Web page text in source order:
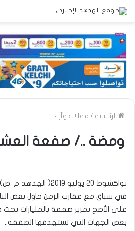
الرئيسية / مقالات وآراء
ومضة ../ صفعة
نواكشوط 20 يوليو 2019( الهدهد م .ص)!
في سباق مع عقارب الزمن حاول بعض
على الأصح تمرير صفقة بالمليارات
بعض الجهات التي تستهدفها الصفقة..